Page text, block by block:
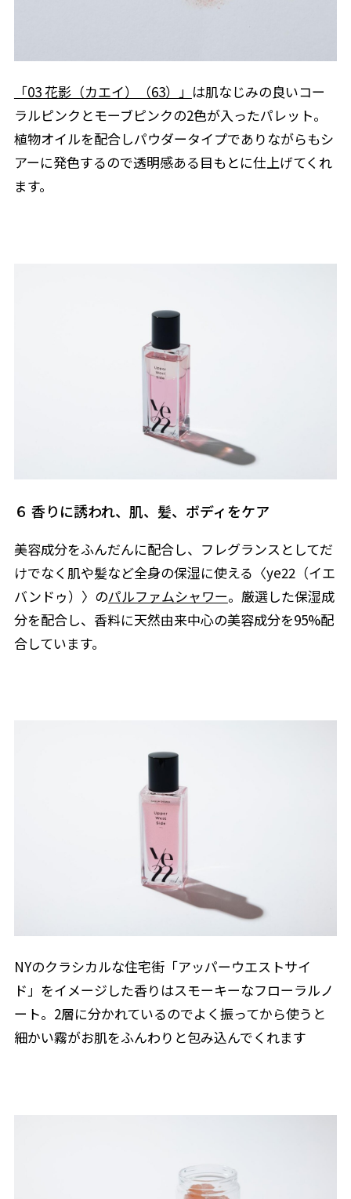
「03 花影（カエイ）（63）」 は肌なじみの良いコー
ラルピンクとモーブピンクの2色が入ったパレット。
植物オイルを配合しパウダータイプでありながらもシ
アーに発色するので透明感ある目もとに仕上げてくれ
ます。
６ 香りに誘われ、肌、髪、ボディをケア
美容成分をふんだんに配合し、フレグランスとしてだ
けでなく肌や髪など全身の保湿に使える〈ye22（イエ
バンドゥ）〉のパルファムシャワー。厳選した保湿成
分を配合し、香料に天然由来中心の美容成分を95%配
合しています。
NYのクラシカルな住宅街「アッパーウエストサイ
ド」をイメージした香りはスモーキーなフローラルノ
ート。2層に分かれているのでよく振ってから使うと
細かい霧がお肌をふんわりと包み込んでくれます